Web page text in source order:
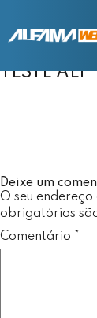
TESTE ALF
Deixe um
O seu
obrigatórios
Comentário *